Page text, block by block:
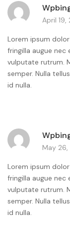
April 19,
Lorem ipsum
fringilla augue
vulputate rutrum.
semper. Nulla
id nulla.
May 26,
Lorem ipsum
fringilla augue
vulputate rutrum.
semper. Nulla
id nulla.